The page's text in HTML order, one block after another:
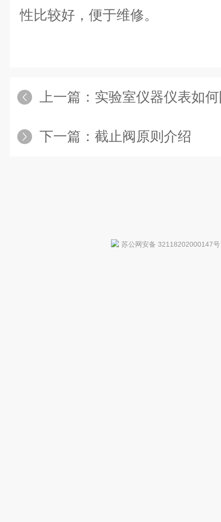
性比较好，便于维修。
上一篇： 实验室仪器仪表如
下一篇： 截止阀原则介绍
苏公网安备 32118202000147号